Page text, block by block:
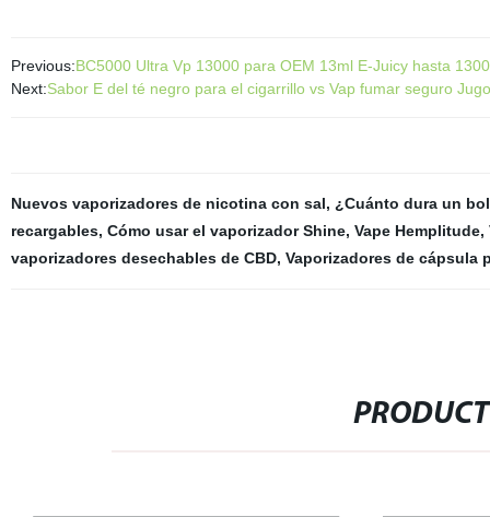
Previous:BC5000 Ultra Vp 13000 para OEM 13ml E-Juicy hasta
Next:Sabor E del té negro para el cigarrillo vs Vap fumar seguro
Nuevos vaporizadores de nicotina con sal, ¿Cuánto dura un
recargables, Cómo usar el vaporizador Shine, Vape Hemplitude,
vaporizadores desechables de CBD, Vaporizadores de cápsula